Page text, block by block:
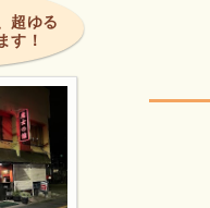
超ゆる
す！